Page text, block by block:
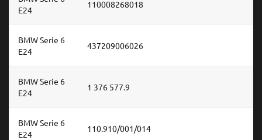
E24
110008268018
BMW Serie 6
E24
437209006026
BMW Serie 6
E24
1 376 577.9
BMW Serie 6
E24
110.910/001/014